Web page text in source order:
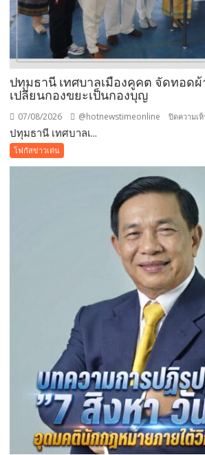
ปทุมธานี เทศบาลเมืองคูคต จัดทอดผ้
เปลี่ยนกองขยะเป็นกองบุญ
07/08/2026 @hotnewstimeonline ปิดความเ
ปทุมธานี เทศบาลเ...
โฟกัสข่าวเด่น